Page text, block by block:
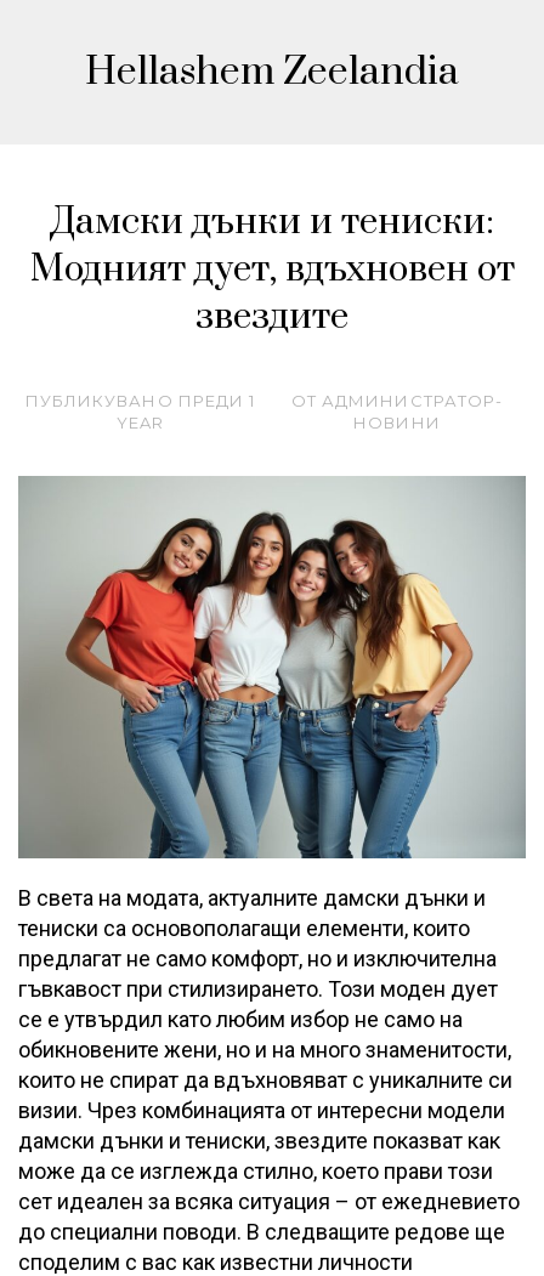
Hellashem Zeelandia
Дамски дънки и тениски:
Модният дует, вдъхновен от
звездите
ПУБЛИКУВАНО ПРЕДИ1
YEAR
ОТ АДМИНИСТРАТОР-
НОВИНИ
В света на модата, актуалните дамски дънки и
тениски са основополагащи елементи, които
предлагат не само комфорт, но и изключителна
гъвкавост при стилизирането. Този моден дует
се е утвърдил като любим избор не само на
обикновените жени, но и на много знаменитости,
които не спират да вдъхновяват с уникалните си
визии. Чрез комбинацията от интересни модели
дамски дънки и тениски, звездите показват как
може да се изглежда стилно, което прави този
сет идеален за всяка ситуация – от ежедневието
до специални поводи. В следващите редове ще
споделим с вас как известни личности